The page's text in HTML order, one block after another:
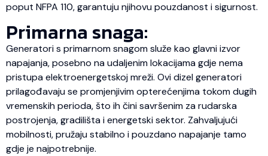
poput NFPA 110, garantuju njihovu pouzdanost i sigurnost.
Primarna snaga:
Generatori s primarnom snagom služe kao glavni izvor
napajanja, posebno na udaljenim lokacijama gdje nema
pristupa elektroenergetskoj mreži. Ovi dizel generatori
prilagođavaju se promjenjivim opterećenjima tokom dugih
vremenskih perioda, što ih čini savršenim za rudarska
postrojenja, gradilišta i energetski sektor. Zahvaljujući
mobilnosti, pružaju stabilno i pouzdano napajanje tamo
gdje je najpotrebnije.